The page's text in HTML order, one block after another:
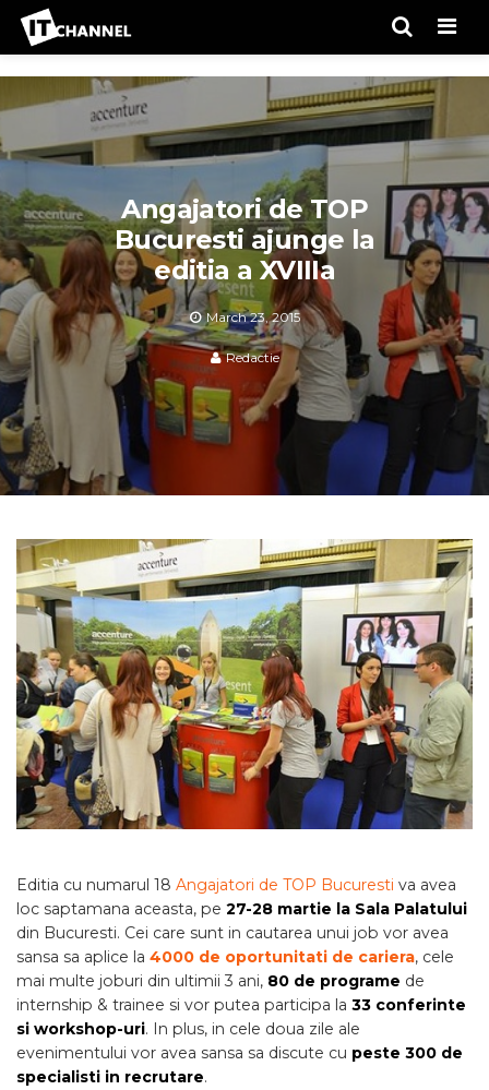
Angajatori de TOP
Bucuresti ajunge la
editia a XVIIIa
March 23, 2015
Redactie
Editia cu numarul 18 Angajatori de TOP Bucuresti va avea
loc saptamana aceasta, pe 27-28 martie la Sala Palatului
din Bucuresti. Cei care sunt in cautarea unui job vor avea
sansa sa aplice la 4000 de oportunitati de cariera, cele
mai multe joburi din ultimii 3 ani, 80 de programe de
internship & trainee si vor putea participa la 33 conferinte
si workshop-uri. In plus, in cele doua zile ale
evenimentului vor avea sansa sa discute cu peste 300 de
specialisti in recrutare.